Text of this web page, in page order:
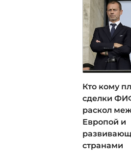
Кто кому
сделки
раскол
Европой и
странами